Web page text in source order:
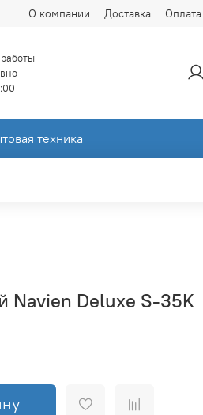
О компании Доставка Оплата
техника
Navien Deluxe S-35K